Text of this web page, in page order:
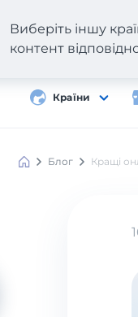
Країни
Виберіть іншу
контент
Блог Кращі